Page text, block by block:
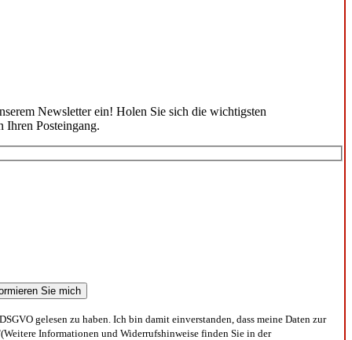
Newsletter ein! Holen Sie sich die wichtigsten
Ihren Posteingang.
gelesen zu haben. Ich bin damit einverstanden, dass meine Daten zur
Informationen und Widerrufshinweise finden Sie in der